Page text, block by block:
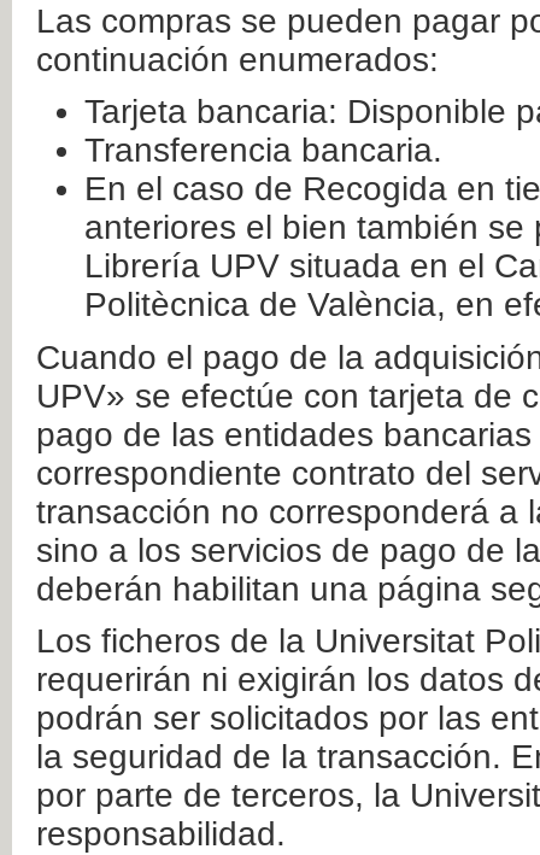
Las compras se pueden pagar
continuación enumerados:
Tarjeta bancaria: Disponible
Transferencia bancaria.
En el caso de Recogida en
anteriores el bien también
Librería UPV situada en el
Politècnica de València, en
Cuando el pago de la
UPV» se efectúe con tarjeta de
pago de las entidades
correspondiente contrato del
transacción no corresponderá a
sino a los servicios de pago de
deberán habilitan una página
Los ficheros de la Universitat
requerirán ni exigirán los datos
podrán ser solicitados por las
la seguridad de la transacción.
por parte de terceros, la
responsabilidad.